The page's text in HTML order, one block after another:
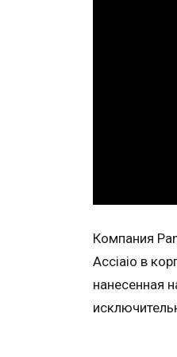
Компания
Acciaio в
нанесенная